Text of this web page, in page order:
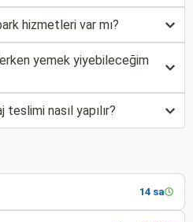
hizmetleri var mı?
yemek yiyebileceğim
teslimi nasıl yapılır?
14 sa